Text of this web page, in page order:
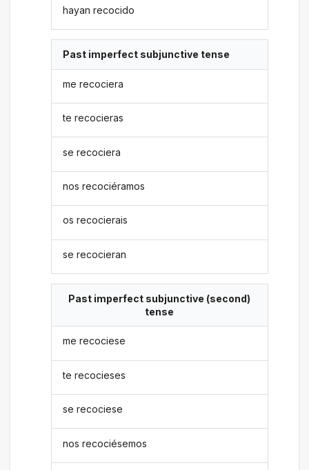
hayan recocido
Past imperfect subjunctive tense
me recociera
te recocieras
se recociera
nos recociéramos
os recocierais
se recocieran
Past imperfect subjunctive (second)
tense
me recociese
te recocieses
se recociese
nos recociésemos